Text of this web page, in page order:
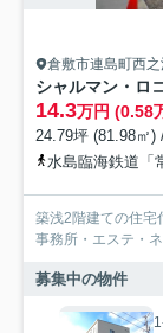
倉敷市連島町西
シャルマン・ロ
14.3万円 (0.58
24.79坪 (81.98㎡)
水島臨海鉄道「
築浅2階建ての住
事務所・エステ・
募集中の物件